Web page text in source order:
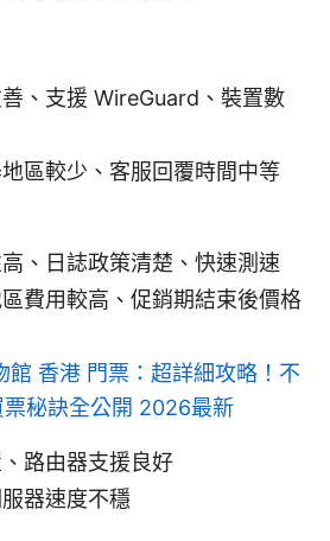
、支援 WireGuard、裝置數
區較少、客服回覆時間中等
、日誌政策清楚、快速測速
費用較高、促銷期結束後價格
館 香港 門票：超詳細攻略！不
秘訣全公開 2026最新
路由器支援良好
器速度不穩